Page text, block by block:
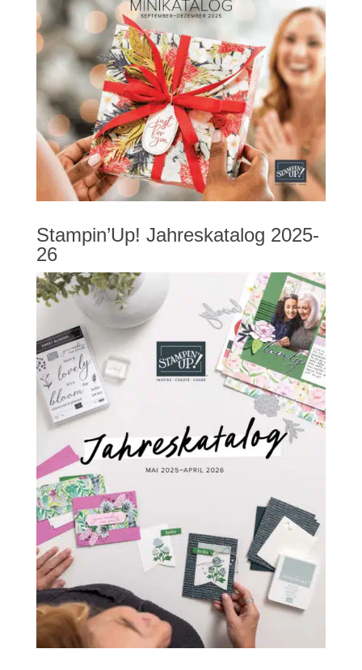
Stampin’Up! Jahreskatalog 2025-
26